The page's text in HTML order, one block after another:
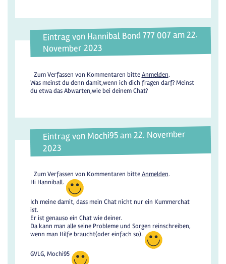
Eintrag von Hannibal Bond 777 007 am 22.
November 2023
Zum Verfassen von Kommentaren bitteAnmelden.
Was meinst du denn damit,wenn ich dich fragen darf? Meinst
du etwa das Abwarten,wie bei deinem Chat?
Eintrag von Mochi95 am 22. November
2023
Zum Verfassen von Kommentaren bitteAnmelden.
Hi Hanniball.
Ich meine damit, dass mein Chat nicht nur ein Kummerchat
ist.
Er ist genauso ein Chat wie deiner.
Da kann man alle seine Probleme und Sorgen reinschreiben,
wenn man Hilfe braucht(oder einfach so).
GVLG, Mochi95